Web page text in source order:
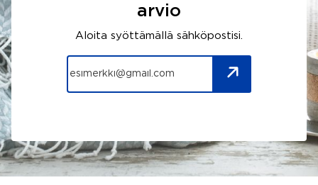
arvio
Aloita syöttämällä sähköpostisi.